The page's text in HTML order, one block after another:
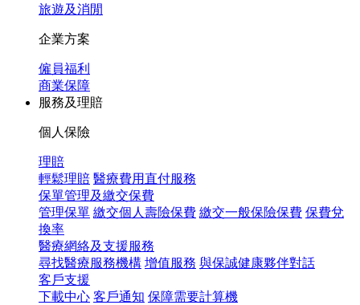
旅遊及消閒
企業方案
僱員福利
商業保障
服務及理賠
個人保險
理賠
輕鬆理賠 醫療費用直付服務
保單管理及繳交保費
管理保單 繳交個人壽險保費 繳交一般保險保費 保費兌
換率
醫療網絡及支援服務
尋找醫療服務機構 增值服務 與保誠健康夥伴對話
客戶支援
下載中心 客戶通知 保障需要計算機